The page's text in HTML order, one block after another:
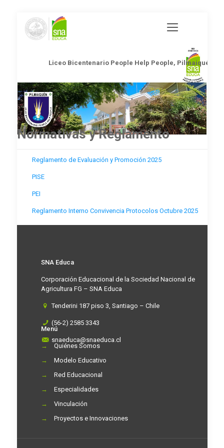
Liceo Bicentenario People Help People, Pilmaiquén
Normativas y Reglamento
Reglamento de Evaluación y Promoción 2025
PISE
PEI
Reglamento Interno Convivencia Protocolos Octubre 2025
SNA Educa
Corporación Educacional de la Sociedad Nacional de
Agricultura FG – SNA Educa
Tenderini 187 piso 3, Santiago – Chile
(56-2) 2585 3343
snaeduca@snaeduca.cl
Menú
→
Quiénes Somos
→
Modelo Educativo
→
Red Educacional
→
Especialidades
→
Vinculación
→
Proyectos e Innovaciones